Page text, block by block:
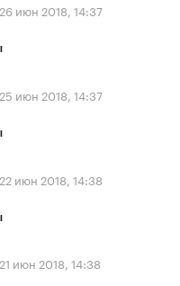
26 июн 2018, 14:37
25 июн 2018, 14:37
22 июн 2018, 14:38
21 июн 2018, 14:38